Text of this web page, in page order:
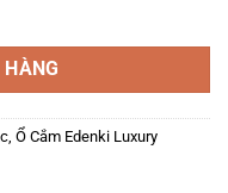
lượng
Ổ Cắm Edenki Luxury